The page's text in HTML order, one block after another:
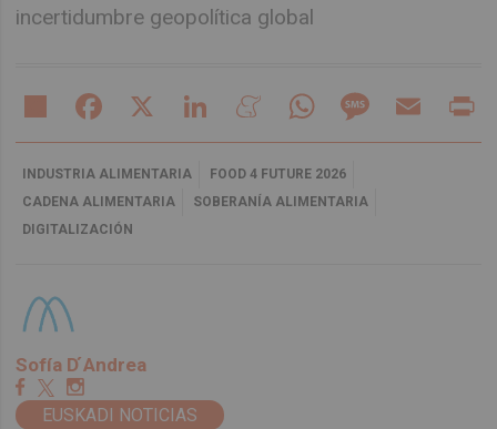
incertidumbre geopolítica global
Share Facebook LinkedIn MeneameWhatsAppMessageEmail
INDUSTRIA ALIMENTARIA
FOOD 4 FUTURE 2026
CADENA ALIMENTARIA
SOBERANÍA ALIMENTARIA
DIGITALIZACIÓN
Sofía D ́Andrea
EUSKADI NOTICIAS